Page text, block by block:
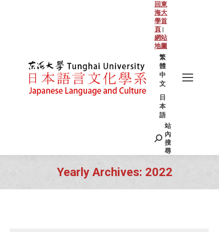
回東
海大
學首
頁 |
網站
地圖
繁
體
中
文
日
本
語
Search:
站
內
搜
尋
Yearly Archives: 2022
You are here: